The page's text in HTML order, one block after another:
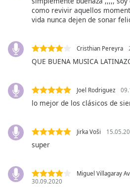
Close
Modal
Dialog
dialog
window.
como revivir aquellos
vida nunca dejen de sonar
Cristhian Pereyra
QUE BUENA MUSICA
Joel Rodriguez
lo mejor de los clásicos de
Jirka Voši
super
Miguel Villagaray
30.09.2020